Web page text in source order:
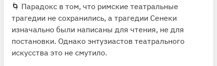
🌀 Парадокс в том, что римские театральные
трагедии не сохранились, а трагедии Сенеки
изначально были написаны для чтения, не для
постановки. Однако энтузиастов театрального
искусства это не смутило.